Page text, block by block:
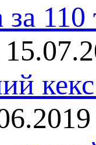
за
кекс